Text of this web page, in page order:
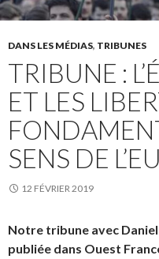
DANS LES MÉDIAS, TRIBUNES
TRIBUNE :
ET LES
SENS DE
12 FÉVRIER 2019
Notre tribune avec
publiée dans Ouest